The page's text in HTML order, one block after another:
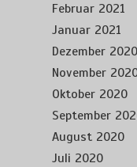
Februar 2021
Januar 2021
Dezember 2020
November
Oktober 2020
September
August 2020
Juli 2020